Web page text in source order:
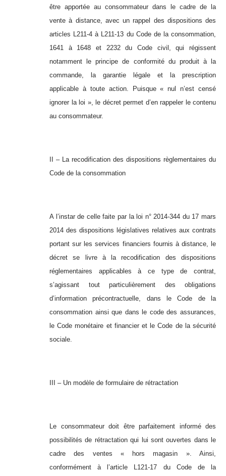
être apportée au consommateur dans le cadre de la
vente à distance, avec un rappel des dispositions des
articles L211-4 à L211-13 du Code de la consommation,
1641 à 1648 et 2232 du Code civil, qui régissent
notamment le principe de conformité du produit à la
commande, la garantie légale et la prescription
applicable à toute action. Puisque « nul n’est censé
ignorer la loi », le décret permet d’en rappeler le contenu
au consommateur.
II – La recodification des dispositions règlementaires du
Code de la consommation
A l’instar de celle faite par la loi n° 2014-344 du 17 mars
2014 des dispositions législatives relatives aux contrats
portant sur les services financiers fournis à distance, le
décret se livre à la recodification des dispositions
réglementaires applicables à ce type de contrat,
s’agissant tout particulièrement des obligations
d’information précontractuelle, dans le Code de la
consommation ainsi que dans le code des assurances,
le Code monétaire et financier et le Code de la sécurité
sociale.
III – Un modèle de formulaire de rétractation
Le consommateur doit être parfaitement informé des
possibilités de rétractation qui lui sont ouvertes dans le
cadre des ventes « hors magasin ». Ainsi,
conformément à l’article L121-17 du Code de la